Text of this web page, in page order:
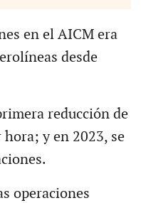
en el AICM era
desde
reducción de
y en 2023, se
operaciones